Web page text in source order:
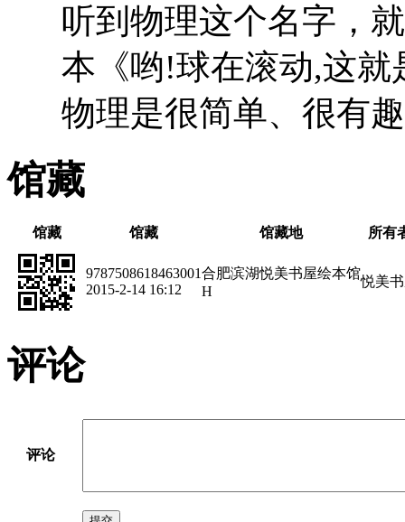
听到物理这个名字，
本《哟!球在滚动,这
物理是很简单、很有
馆藏
馆藏 馆藏 馆藏地 所有
9787508618463001
2015-2-14 16:12
合肥滨湖悦美书屋绘本馆
H
悦美
评论
评论